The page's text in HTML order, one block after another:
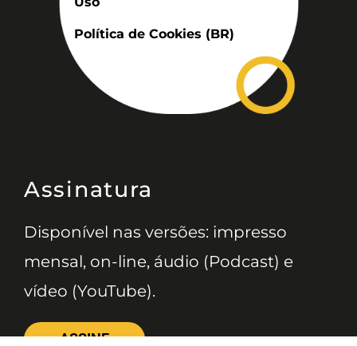
Política de Cookies (BR)
Assinatura
Disponível nas versões: impresso
mensal, on-line, áudio (Podcast) e
vídeo (YouTube).
ASSINE